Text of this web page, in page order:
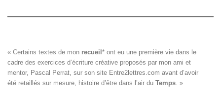
« Certains textes de mon recueil * ont eu une première vie dans le
cadre des exercices d’écriture créative proposés par mon ami et
mentor, Pascal Perrat, sur son site Entre2lettres.com avant d’avoir
été retaillés sur mesure, histoire d’être dans l’air du Temps . »